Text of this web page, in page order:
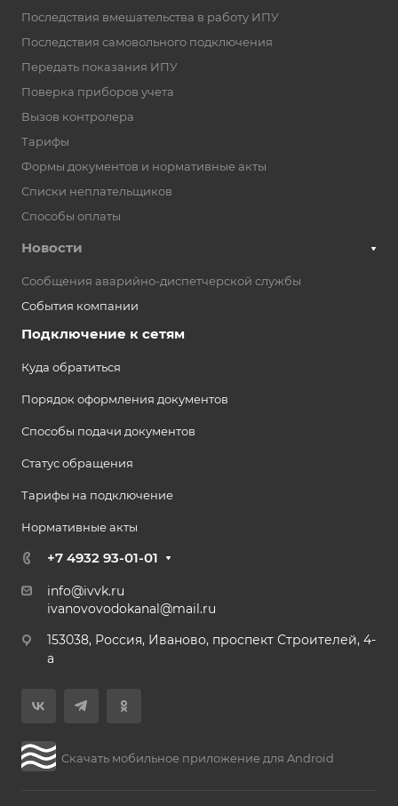
Последствия вмешательства в работу ИПУ
Последствия самовольного подключения
Передать показания ИПУ
Поверка приборов учета
Вызов контролера
Тарифы
Формы документов и нормативные акты
Списки неплательщиков
Способы оплаты
Новости
Сообщения аварийно-диспетчерской службы
События компании
Подключение к сетям
Куда обратиться
Порядок оформления документов
Способы подачи документов
Статус обращения
Тарифы на подключение
Нормативные акты
+7 4932 93-01-01
info@ivvk.ru
ivanovovodokanal@mail.ru
153038, Россия, Иваново, проспект Строителей, 4-
а
Скачать мобильное приложение для Android